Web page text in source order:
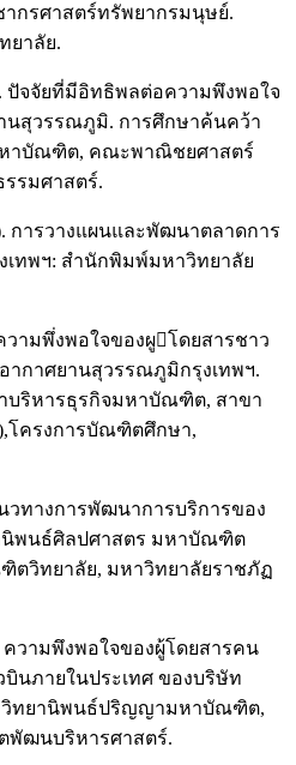
ากรศาสตร์ทรัพยากรมนุษย์.
ยาลัย.
ปัจจัยที่มีอิทธิพลต่อความพึงพอใจ
นสุวรรณภูมิ. การศึกษาค้นคว้า
าบัณฑิต, คณะพาณิชยศาสตร์
รมศาสตร์.
การวางแผนและพัฒนาตลาดการ
เทพฯ: สำนักพิมพ์มหาวิทยาลัย
วามพึ่งพอใจของผูโดยสารชาว
ากาศยานสุวรรณภูมิกรุงเทพฯ.
ริหารธุรกิจมหาบัณฑิต, สาขา
โครงการบัณฑิตศึกษา,
นวทางการพัฒนาการบริการของ
นิพนธ์ศิลปศาสตร มหาบัณฑิต
ตวิทยาลัย, มหาวิทยาลัยราชภัฏ
ความพึงพอใจของผู้โดยสารคน
นภายในประเทศ ของบริษัท
วิทยานิพนธ์ปริญญามหาบัณฑิต,
ฒนบริหารศาสตร์.